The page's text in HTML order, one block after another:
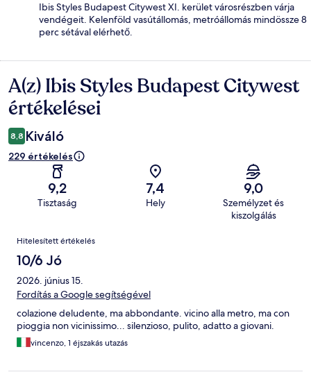
Ibis Styles Budapest Citywest XI. kerület városrészben várja
vendégeit. Kelenföld vasútállomás, metróállomás mindössze 8
perc sétával elérhető.
Értékelések
A(z) Ibis Styles Budapest Citywest
értékelései
8,8 Kiváló
229 értékelés
9,2
Tisztaság
7,4
Hely
9,0
Személyzet és
kiszolgálás
Értékelések
Hitelesített értékelés
10/6 Jó
2026. június 15.
Fordítás a Google segítségével
colazione deludente, ma abbondante. vicino alla metro, ma con
pioggia non vicinissimo... silenzioso, pulito, adatto a giovani.
vincenzo, 1 éjszakás utazás